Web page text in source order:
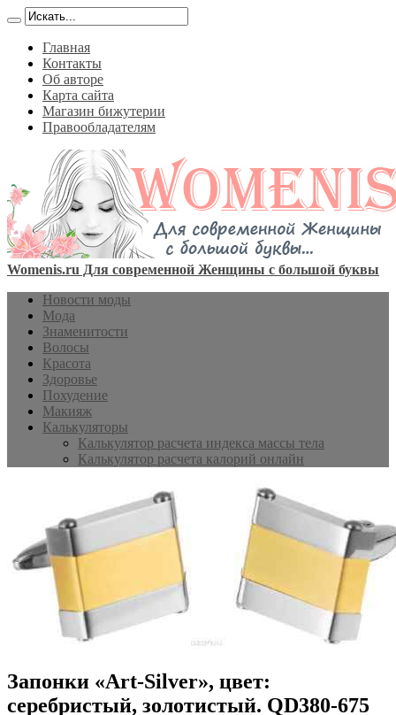
Главная
Контакты
Об авторе
Карта сайта
Магазин бижутерии
Правообладателям
Womenis.ru Для современной Женщины с большой буквы
Новости моды
Мода
Знаменитости
Волосы
Красота
Здоровье
Похудение
Макияж
Калькуляторы
Калькулятор расчета индекса массы тела
Калькулятор расчета калорий онлайн
Запонки «Art-Silver», цвет:
серебристый, золотистый. QD380-675